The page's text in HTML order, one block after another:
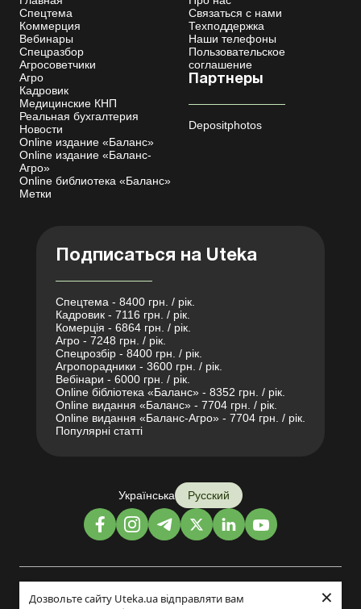
Дозвольте сайту Uteka.ua відправляти вам
×
Спецтема
Коммерция
Вебинары
Спецразбор
Агросоветчики
Агро
Кадровик
Медицинские КНП
Реальная бухгалтерия
Новости
Online издание «Баланс»
Online издание «Баланс-
Агро»
Online библиотека «Баланс»
Метки
Связаться с нами
Техподдержка
Наши телефоны
Пользовательское
соглашение
Партнеры
Depositphotos
Подписаться на Uteka
Спецтема - 8400 грн. / рік.
Кадровик - 7116 грн. / рік.
Комерція - 6864 грн. / рік.
Агро - 7248 грн. / рік.
Спецрозбір - 8400 грн. / рік.
Агропорадники - 3600 грн. / рік.
Вебінари - 6000 грн. / рік.
Online бібліотека «Баланс» - 8352 грн. / рік.
Online видання «Баланс» - 7704 грн. / рік.
Online видання «Баланс-Агро» - 7704 грн. / рік.
Популярні статті
Українська Русский
Дизайн и разработка: